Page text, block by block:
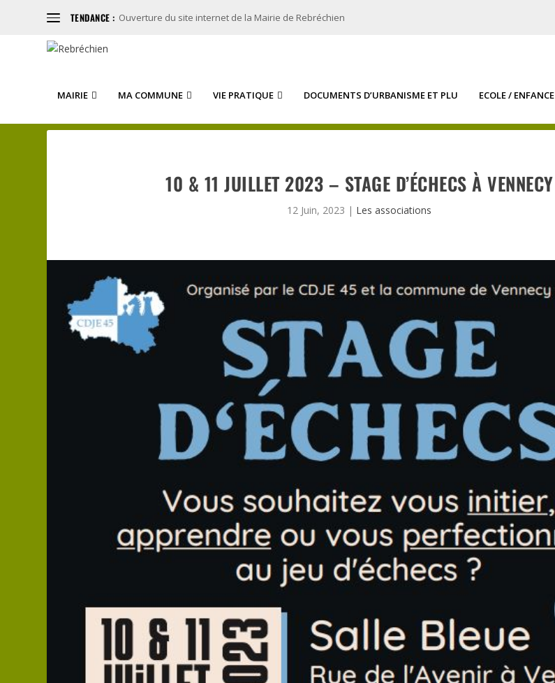
TENDANCE : Ouverture du site internet de la Mairie de Rebréchien
MAIRIE MA COMMUNE VIE PRATIQUE DOCUMENTS D’URBANISME ET PLU ECOLE / ENFANCE
10 & 11 JUILLET 2023 – STAGE D’ÉCHECS À VENNECY
12 Juin, 2023 | Les associations